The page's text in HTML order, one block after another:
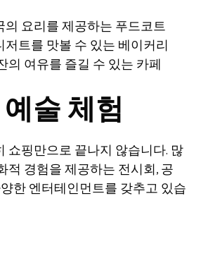
의 요리를 제공하는 푸드코트
저트를 맛볼 수 있는 베이커리
의 여유를 즐길 수 있는 카페
술 체험
쇼핑만으로 끝나지 않습니다. 많
적 경험을 제공하는 전시회, 공
한 엔터테인먼트를 갖추고 있습